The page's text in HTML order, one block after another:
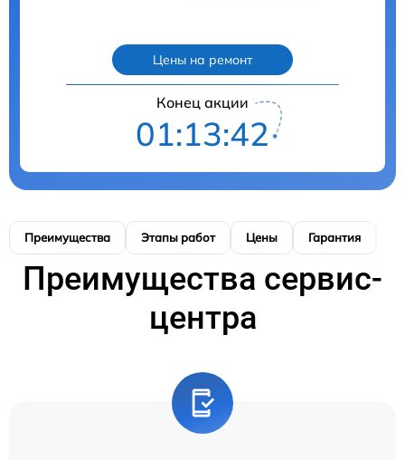
Цены на ремонт
Конец акции
01:13:41
Преимущества Этапы работ Цены Гарантия
Преимущества сервис-
центра